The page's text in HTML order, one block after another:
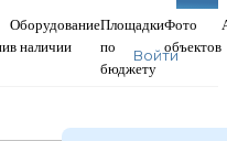
Оборудование
в наличии
Площадки
по
бюджету
Фото
объектов
Войти